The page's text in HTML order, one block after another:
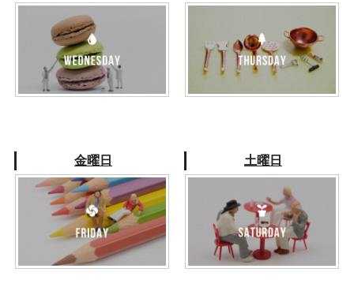
金曜日 土曜日